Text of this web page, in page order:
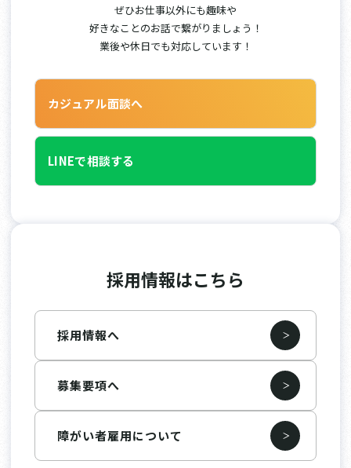
ぜひお仕事以外にも趣味や
好きなことのお話で繋がりましょう！
業後や休日でも対応しています！
カジュアル面談へ
LINEで相談する
採用情報はこちら
採用情報へ
募集要項へ
障がい者雇用について